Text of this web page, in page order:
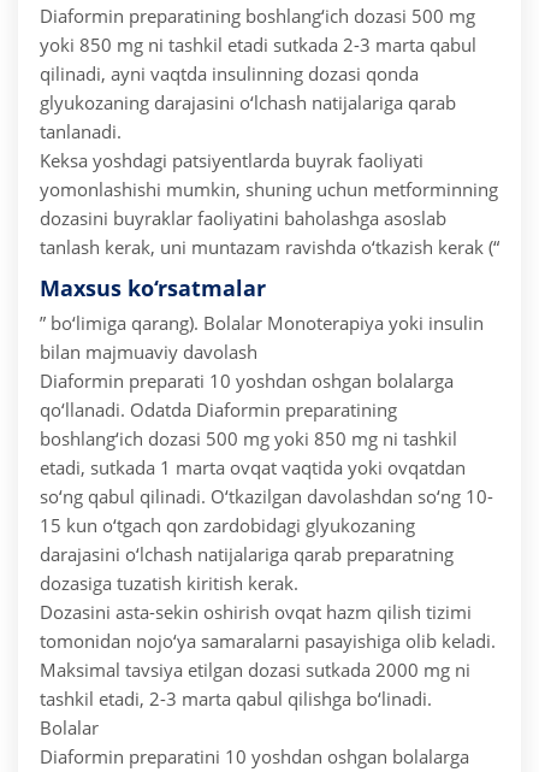
Diaformin preparatining boshlang‘ich dozasi 500 mg
yoki 850 mg ni tashkil etadi sutkada 2-3 marta qabul
qilinadi, ayni vaqtda insulinning dozasi qonda
glyukozaning darajasini o‘lchash natijalariga qarab
tanlanadi.
Keksa yoshdagi patsiyentlarda buyrak faoliyati
yomonlashishi mumkin, shuning uchun metforminning
dozasini buyraklar faoliyatini baholashga asoslab
tanlash kerak, uni muntazam ravishda o‘tkazish kerak (“
Maxsus ko‘rsatmalar
” bo‘limiga qarang). Bolalar Monoterapiya yoki insulin
bilan majmuaviy davolash
Diaformin preparati 10 yoshdan oshgan bolalarga
qo‘llanadi. Odatda Diaformin preparatining
boshlang‘ich dozasi 500 mg yoki 850 mg ni tashkil
etadi, sutkada 1 marta ovqat vaqtida yoki ovqatdan
so‘ng qabul qilinadi. O‘tkazilgan davolashdan so‘ng 10-
15 kun o‘tgach qon zardobidagi glyukozaning
darajasini o‘lchash natijalariga qarab preparatning
dozasiga tuzatish kiritish kerak.
Dozasini asta-sekin oshirish ovqat hazm qilish tizimi
tomonidan nojo‘ya samaralarni pasayishiga olib keladi.
Maksimal tavsiya etilgan dozasi sutkada 2000 mg ni
tashkil etadi, 2-3 marta qabul qilishga bo‘linadi.
Bolalar
Diaformin preparatini 10 yoshdan oshgan bolalarga